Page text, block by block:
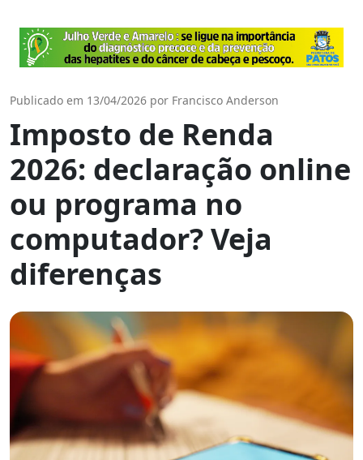
Publicado em 13/04/2026 por Francisco Anderson
Imposto de Renda
2026: declaração online
ou programa no
computador? Veja
diferenças